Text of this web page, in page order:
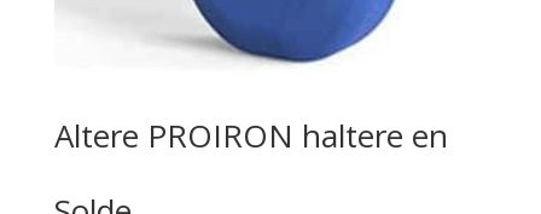
Altere PROIRON haltere en